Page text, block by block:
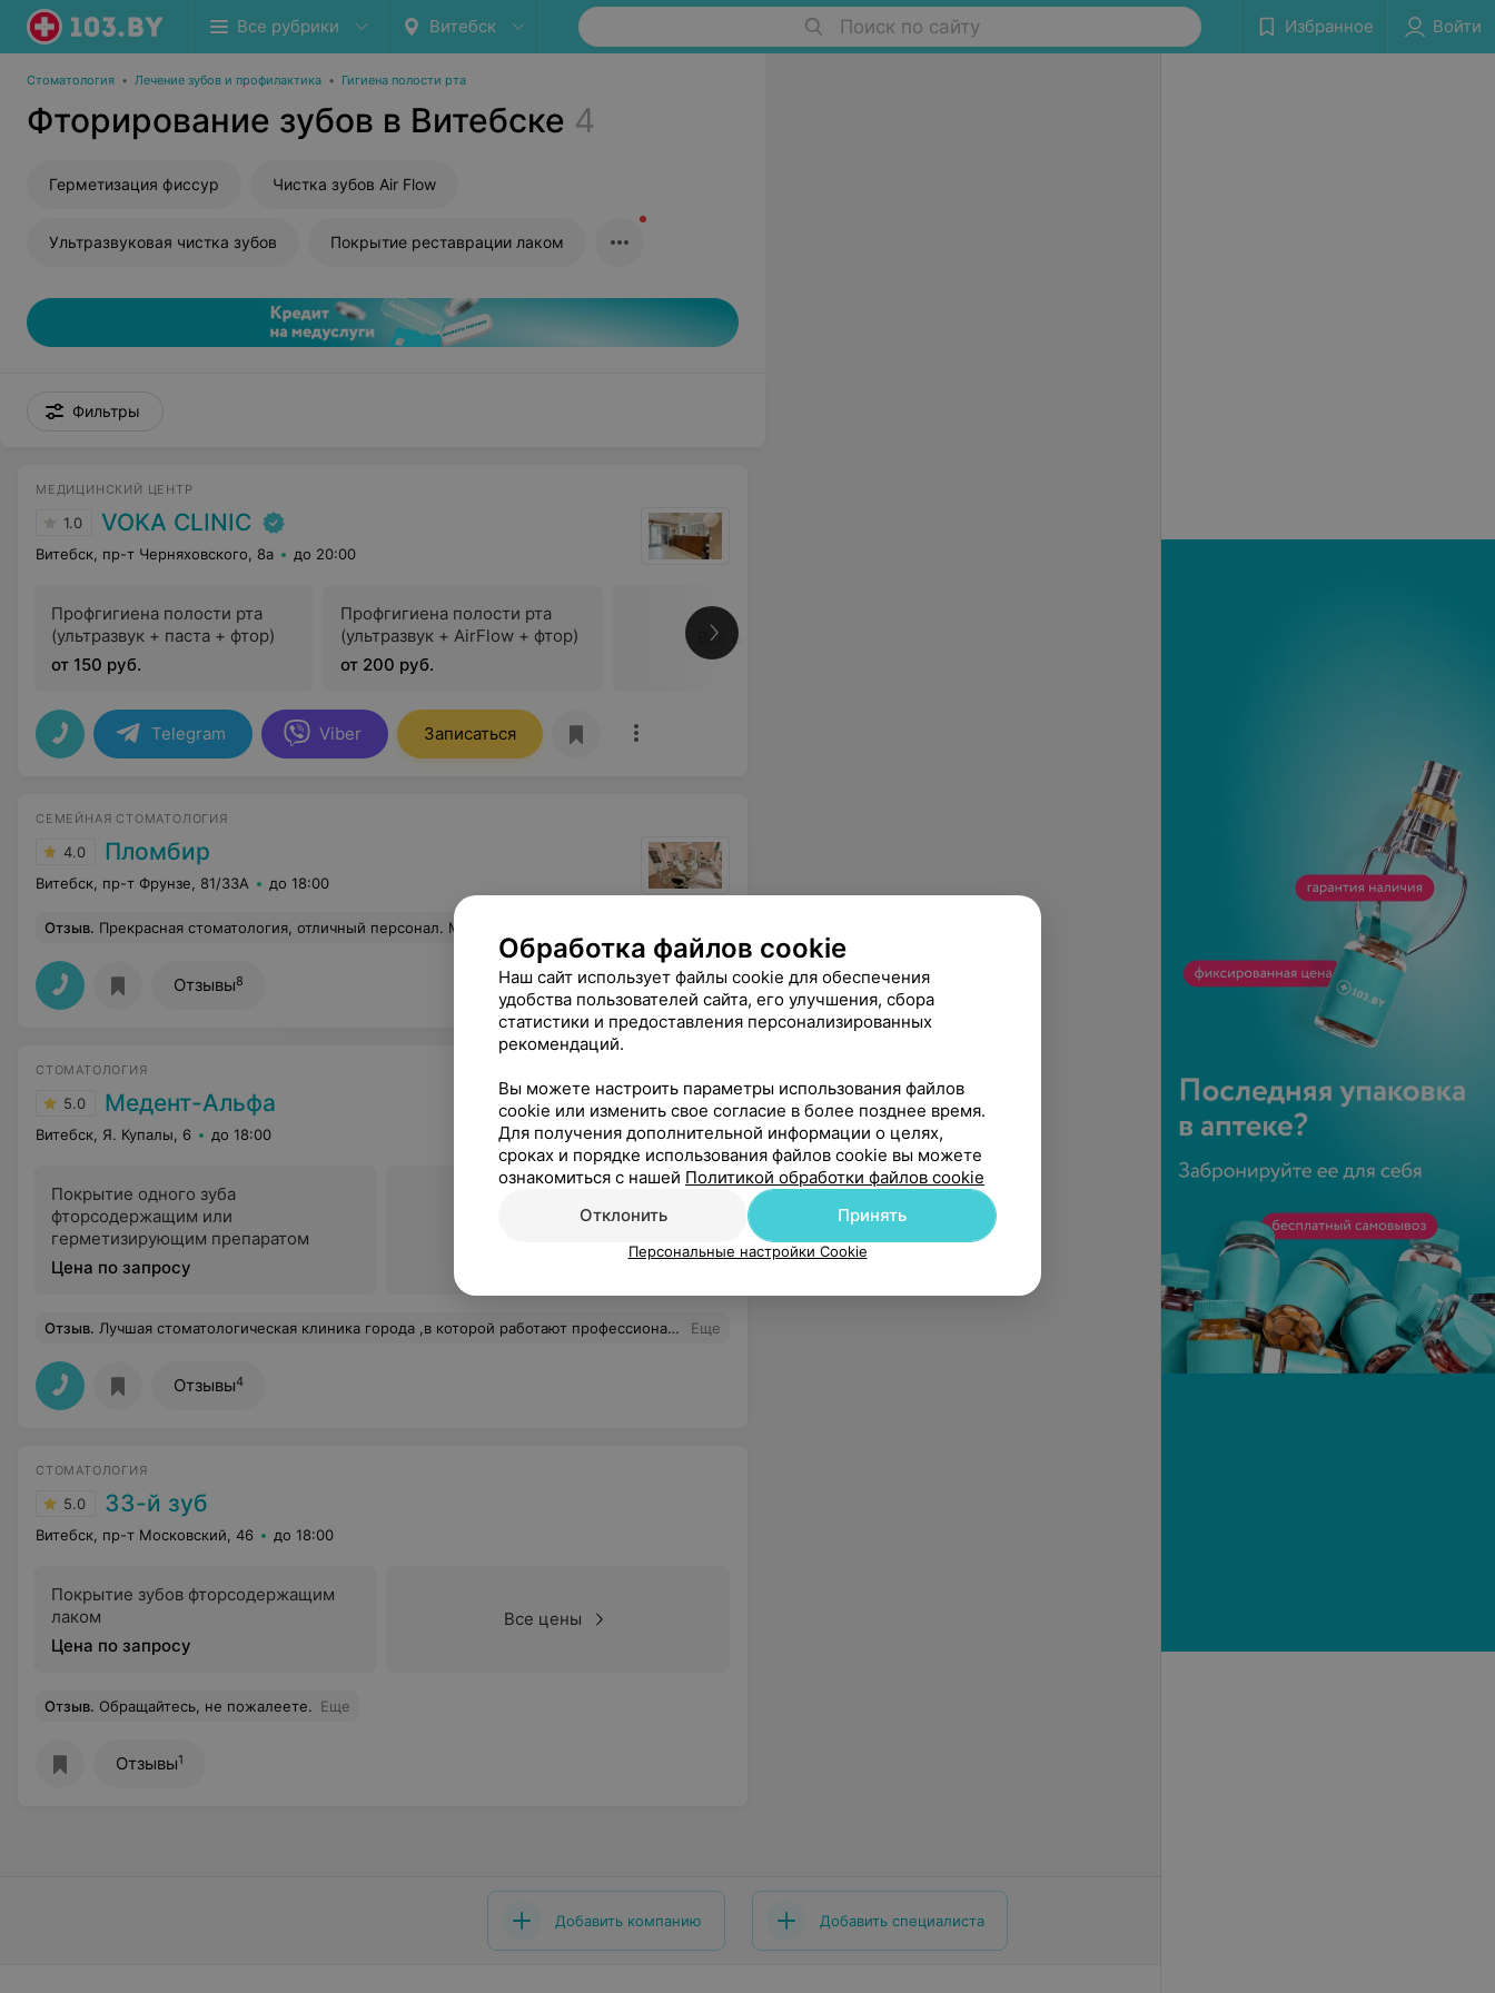
Все рубрики Витебск Поиск по сайту Избранное Войти
Стоматология • Лечение зубов и профилактика • Гигиена полости рта
Фторирование зубов в Витебске 4
Герметизация фиссур Чистка зубов Air Flow
Ультразвуковая чистка зубов Покрытие реставрации лаком
Фильтры
МЕДИЦИНСКИЙ ЦЕНТР
1.0 VOKA CLINIC
Витебск, пр-т Черняховского, 8а до 20:00
Профгигиена полости рта
(ультразвук + паста + фтор)
от 150 руб.
Профгигиена полости рта
(ультразвук + AirFlow + фтор)
от 200 руб.
Все цены
Telegram Viber Записаться
СЕМЕЙНАЯ СТОМАТОЛОГИЯ
4.0 Пломбир
Витебск, пр-т Фрунзе, 81/33А до 18:00
Отзыв. Прекрасная стоматология, отличный персонал. Мои дети лечат зубы только там. Хочу сказать огромное спасибо Анастасии Васильевне, за её профессионализм и отношение к детям. Лучший стоматолог на свете)))))
Отзывы8
СТОМАТОЛОГИЯ
5.0 Медент-Альфа
Витебск, Я. Купалы, 6 до 18:00
Покрытие одного зуба
фторсодержащим или
герметизирующим препаратом
Цена по запросу
Отзыв. Лучшая стоматологическая клиника города ,в которой работают профессионалы своего дела,имеющие многолетний опыт. Наша семья уже много лет пользуется услугами врачей клиники-протезирование на самом высоком уровне. Еще
Отзывы4
СТОМАТОЛОГИЯ
5.0 33-й зуб
Витебск, пр-т Московский, 46 до 18:00
Покрытие зубов фторсодержащим
лаком
Цена по запросу
Все цены
Отзыв. Обращайтесь, не пожалеете. Еще
Отзывы1
Добавить компанию Добавить специалиста
Обработка файлов cookie
Наш сайт использует файлы cookie для обеспечения
удобства пользователей сайта, его улучшения, сбора
статистики и предоставления персонализированных
рекомендаций.
Вы можете настроить параметры использования файлов
cookie или изменить свое согласие в более позднее время.
Для получения дополнительной информации о целях,
сроках и порядке использования файлов cookie вы можете
ознакомиться с нашей Политикой обработки файлов cookie
Отклонить
Принять
Персональные настройки Cookie